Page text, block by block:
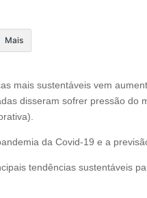
Mais
mais sustentáveis vem
disseram sofrer pressão
da Covid-19 e a
tendências sustentáveis